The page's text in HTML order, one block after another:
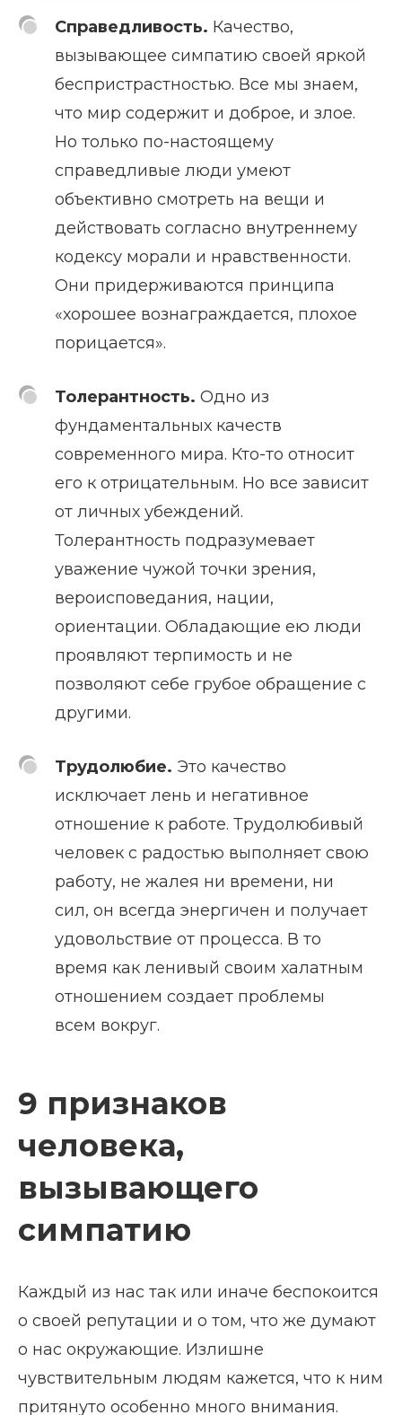
Справедливость. Качество,
вызывающее симпатию своей яркой
беспристрастностью. Все мы знаем,
что мир содержит и доброе, и злое.
Но только по-настоящему
справедливые люди умеют
объективно смотреть на вещи и
действовать согласно внутреннему
кодексу морали и нравственности.
Они придерживаются принципа
«хорошее вознаграждается, плохое
порицается».
Толерантность. Одно из
фундаментальных качеств
современного мира. Кто-то относит
его к отрицательным. Но все зависит
от личных убеждений.
Толерантность подразумевает
уважение чужой точки зрения,
вероисповедания, нации,
ориентации. Обладающие ею люди
проявляют терпимость и не
позволяют себе грубое обращение с
другими.
Трудолюбие. Это качество
исключает лень и негативное
отношение к работе. Трудолюбивый
человек с радостью выполняет свою
работу, не жалея ни времени, ни
сил, он всегда энергичен и получает
удовольствие от процесса. В то
время как ленивый своим халатным
отношением создает проблемы
всем вокруг.
9 признаков
человека,
вызывающего
симпатию
Каждый из нас так или иначе беспокоится
о своей репутации и о том, что же думают
о нас окружающие. Излишне
чувствительным людям кажется, что к ним
притянуто особенно много внимания.